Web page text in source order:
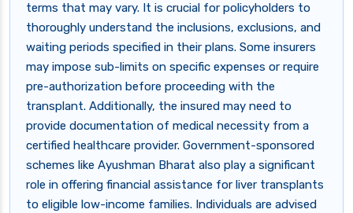
terms that may vary. It is crucial for policyholders to
thoroughly understand the inclusions, exclusions, and
waiting periods specified in their plans. Some insurers
may impose sub-limits on specific expenses or require
pre-authorization before proceeding with the
transplant. Additionally, the insured may need to
provide documentation of medical necessity from a
certified healthcare provider. Government-sponsored
schemes like Ayushman Bharat also play a significant
role in offering financial assistance for liver transplants
to eligible low-income families. Individuals are advised